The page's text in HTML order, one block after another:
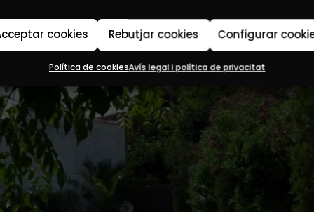
cookies Rebutjar cookies Configurar
Política de cookiesAvís legal i política de privacitat